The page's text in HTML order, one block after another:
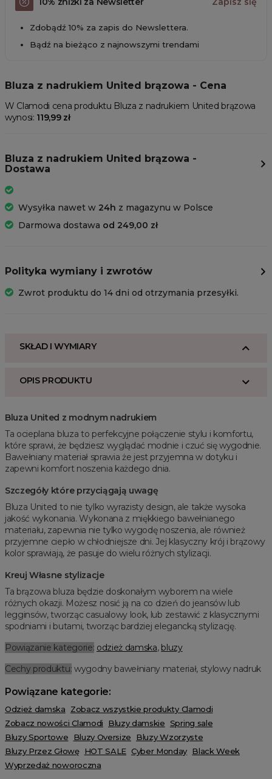
Zdobądź 10% za zapis do Newslettera.
Bądź na bieżąco z najnowszymi trendami
Bluza z nadrukiem United brązowa - Cena
W Clamodi cena produktu Bluza z nadrukiem United brązowa
wynosi: 119,99 zł
Bluza z nadrukiem United brązowa -
Dostawa
Wysyłka nawet w 24h z magazynu w Polsce
Darmowa dostawa od 249,00 zł
Polityka wymiany i zwrotów
Zwrot produktu do 14 dni od otrzymania przesyłki.
SKŁAD I WYMIARY
OPIS PRODUKTU
Bluza United z modnym nadrukiem
Ta ocieplana bluza to perfekcyjne połączenie stylu i komfortu,
które sprawi, że będziesz wyglądać modnie i czuć się wygodnie.
Bawełniany materiał sprawia że jest przyjemna w dotyku i
zapewni komfort noszenia każdego dnia.
Szczegóły które przyciągają uwagę
Bluza United to nie tylko wyrazisty design, ale także wysoka
jakość wykonania. Wykonana z miękkiego bawełnianego
materiału, zapewnia nie tylko wygodę noszenia, ale również
przyjemne ciepło w chłodniejsze dni. Jej klasyczny krój i brązowy
kolor sprawiają, że pasuje do wielu różnych stylizacji.
Kreuj Własne stylizacje
Ta brązowa bluza będzie doskonałym wyborem na wiele
różnych okazji. Możesz nosić ją na co dzień do jeansów lub
legginsów, tworząc casualowy look, lub zestawić z klasycznymi
spodniami i butami, tworząc bardziej elegancką stylizację.
Powiązanie kategorie: odzież damska, bluzy
Cechy produktu: wygodny bawełniany materiał, stylowy nadruk
Powiązane kategorie:
Odzież damska
Zobacz wszystkie produkty Clamodi
Zobacz nowości Clamodi
Bluzy damskie Spring sale
Bluzy Sportowe
Bluzy Oversize
Bluzy Wzorzyste
Bluzy Przez Głowę HOT SALE Cyber Monday Black Week
Wyprzedaż noworoczna